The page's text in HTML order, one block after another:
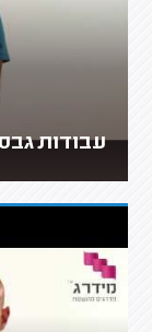
עבודות